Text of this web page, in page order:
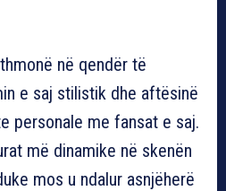
në qendër të
e saj stilistik dhe aftësinë
personale me fansat e saj.
më dinamike në skenën
mos u ndalur asnjëherë